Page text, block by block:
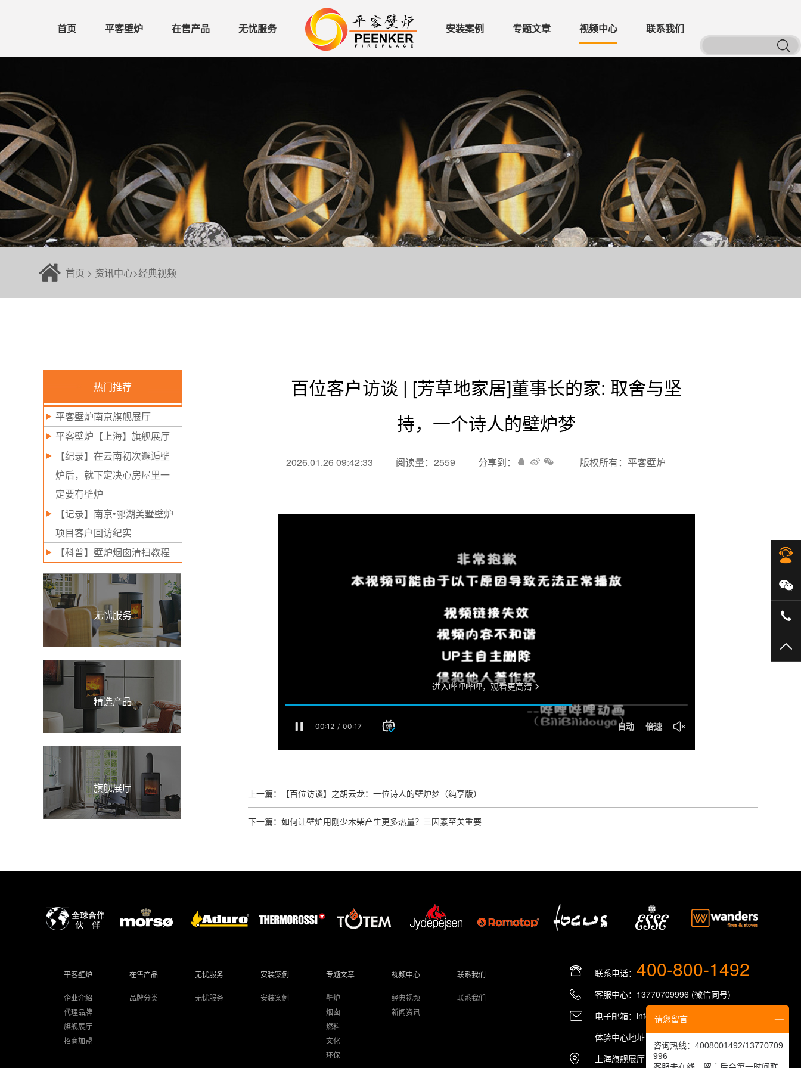
首页 平客壁炉 在售产品 无忧服务 安装案例 专题文章 视频中心 联系我们
首页 > 资讯中心>经典视频
热门推荐
平客壁炉南京旗舰展厅
平客壁炉【上海】旗舰展厅
【纪录】在云南初次邂逅壁
炉后，就下定决心房屋里一
定要有壁炉
【记录】南京•郦湖美墅壁炉
项目客户回访纪实
【科普】壁炉烟囱清扫教程
无忧服务
精选产品
旗舰展厅
百位客户访谈 | [芳草地家居]董事长的家: 取舍与坚
持，一个诗人的壁炉梦
2026.01.26 09:42:33 阅读量：2559 分享到： 版权所有：平客壁炉
上一篇：【百位访谈】之胡云龙：一位诗人的壁炉梦（纯享版）
下一篇：如何让壁炉用刚少木柴产生更多热量？三因素至关重要
平客壁炉
企业介绍
代理品牌
旗舰展厅
招商加盟
在售产品
品牌分类
无忧服务
无忧服务
安装案例
安装案例
专题文章
壁炉
烟囱
燃料
文化
环保
视频中心
经典视频
新闻资讯
联系我们
联系我们
联系电话： 400-800-1492
客服中心：13770709996 (微信同号)
电子邮箱：info@peenker.cn
体验中心地址：南京•栖霞区•禾素时代28栋
上海旗舰展厅：上海 •百原筑梦基地 C栋212
在
微
请您留言
咨询热线：4008001492/13770709
996